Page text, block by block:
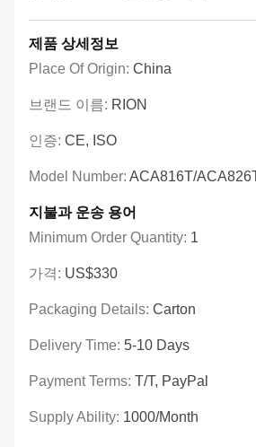
제품 상세정보
Place Of Origin: China
브랜드 이름: RION
인증: CE, ISO
Model Number: ACA816T/
지불과 운송 용어
Minimum Order Quantity: 1
가격: US$330
Packaging Details: Carton
Delivery Time: 5-10 Days
Payment Terms: T/T, PayPal
Supply Ability: 1000/month